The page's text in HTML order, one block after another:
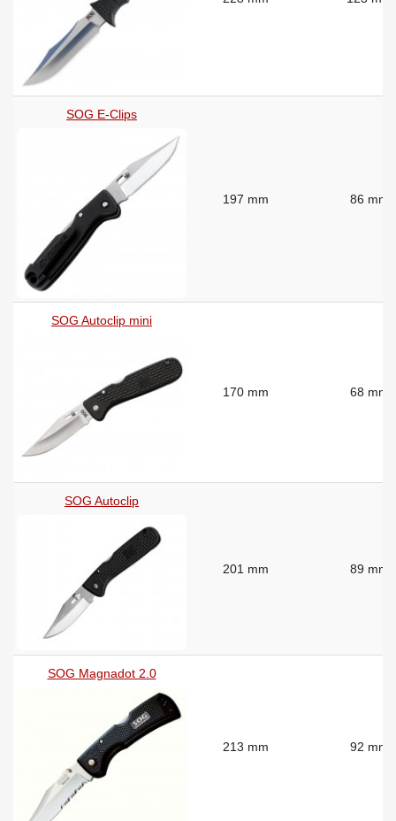
SOG E-Clips
197 mm 86 mm
SOG Autoclip mini
170 mm 68 mm
SOG Autoclip
201 mm 89 mm
SOG Magnadot 2.0
213 mm 92 mm